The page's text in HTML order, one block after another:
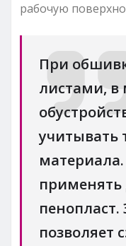
рабочую
При
листами, в
учитывать
применять
пенопласт.
позволяет